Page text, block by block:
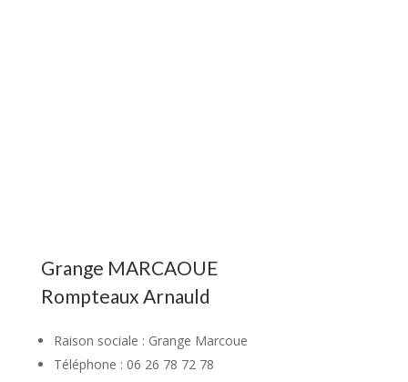
Grange MARCAOUE
Rompteaux Arnauld
Raison sociale : Grange Marcoue
Téléphone : 06 26 78 72 78